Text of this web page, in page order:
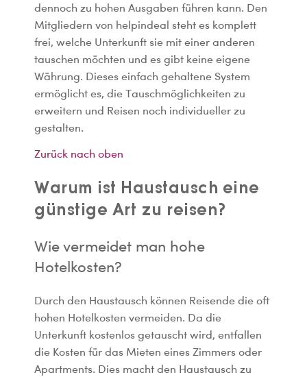
dennoch zu hohen Ausgaben führen kann. Den
Mitgliedern von helpindeal steht es komplett
frei, welche Unterkunft sie mit einer anderen
tauschen möchten und es gibt keine eigene
Währung. Dieses einfach gehaltene System
ermöglicht es, die Tauschmöglichkeiten zu
erweitern und Reisen noch individueller zu
gestalten.
Zurück nach oben
Warum ist Haustausch eine
günstige Art zu reisen?
Wie vermeidet man hohe
Hotelkosten?
Durch den Haustausch können Reisende die oft
hohen Hotelkosten vermeiden. Da die
Unterkunft kostenlos getauscht wird, entfallen
die Kosten für das Mieten eines Zimmers oder
Apartments. Dies macht den Haustausch zu